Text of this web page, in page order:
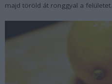
majd töröld át ronggyal a felületet.